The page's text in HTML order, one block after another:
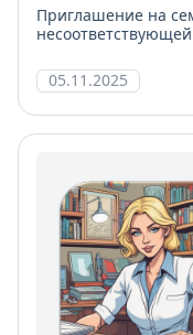
Приглашение на
05.11.2025